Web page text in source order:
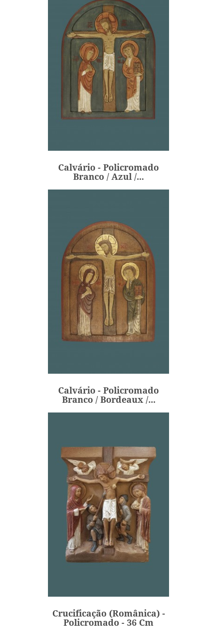
Calvário - Policromado
Branco / Azul /...
Preço
495,00 €
ADICIONAR
Calvário - Policromado
Branco / Bordeaux /...
Preço
495,00 €
ADICIONAR
Crucificação (Românica) -
Policromado - 36 Cm
Preço
678,00 €
ADICIONAR